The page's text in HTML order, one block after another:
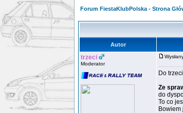
Forum FiestaKlubPolska - Strona
Autor
trzeci
Moderator
Do
Ze
do
To co
Bowiem